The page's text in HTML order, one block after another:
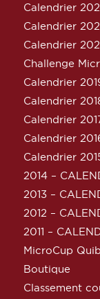
Calendrier
Calendrier
Calendrier
Challenge
Calendrier
Calendrier
Calendrier
Calendrier
Calendrier
2014 –
2013 –
2012 –
2011 –
MicroCup
Boutique
Classement